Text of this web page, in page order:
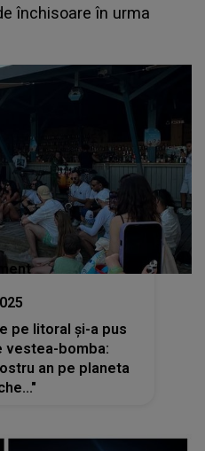
închisoare în urma
pe litoral și-a pus
vestea-bomba:
an pe planeta